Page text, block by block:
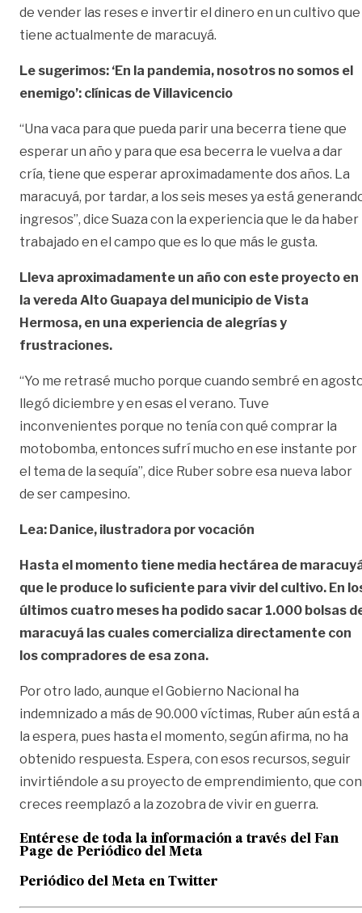
de vender las reses e invertir el dinero en un cultivo que
tiene actualmente de maracuyá.
Le sugerimos: ‘En la pandemia, nosotros no somos el
enemigo’: clínicas de Villavicencio
“Una vaca para que pueda parir una becerra tiene que
esperar un año y para que esa becerra le vuelva a dar
cría, tiene que esperar aproximadamente dos años. La
maracuyá, por tardar, a los seis meses ya está
ingresos”, dice Suaza con la experiencia que le da haber
trabajado en el campo que es lo que más le gusta.
Lleva aproximadamente un año con este proyecto en
la vereda Alto Guapaya del municipio de Vista
Hermosa, en una experiencia de alegrías y
frustraciones.
“Yo me retrasé mucho porque cuando sembré en
llegó diciembre y en esas el verano. Tuve
inconvenientes porque no tenía con qué comprar la
motobomba, entonces sufrí mucho en ese instante por
el tema de la sequía”, dice Ruber sobre esa nueva labor
de ser campesino.
Lea: Danice, ilustradora por vocación
Hasta el momento tiene media hectárea de
que le produce lo suficiente para vivir del cultivo. En
últimos cuatro meses ha podido sacar 1.000 bolsas
maracuyá las cuales comercializa directamente con
los compradores de esa zona.
Por otro lado, aunque el Gobierno Nacional ha
indemnizado a más de 90.000 víctimas, Ruber aún está a
la espera, pues hasta el momento, según afirma, no ha
obtenido respuesta. Espera, con esos recursos, seguir
invirtiéndole a su proyecto de emprendimiento, que con
creces reemplazó a la zozobra de vivir en guerra.
Entérese de toda la información a través del Fan
Page de Periódico del Meta
Periódico del Meta en Twitter